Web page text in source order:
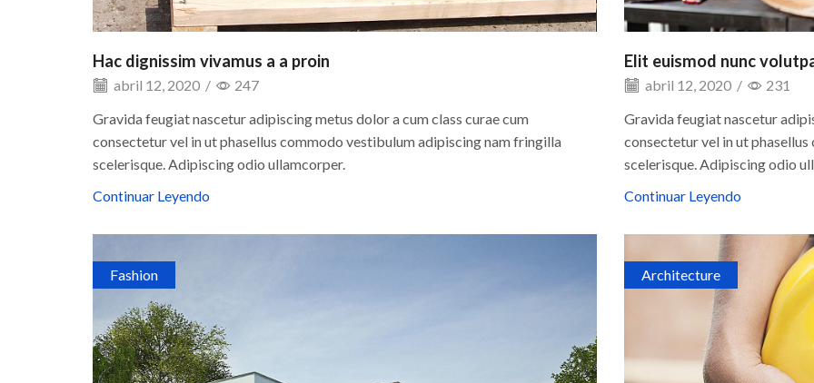
Hac dignissim vivamus a a proin
abril 12, 2020 /
247
Gravida feugiat nascetur adipiscing metus dolor a cum class curae cum
consectetur vel in ut phasellus commodo vestibulum adipiscing nam fringilla
scelerisque. Adipiscing odio ullamcorper.
Continuar Leyendo
Elit euismod nunc
abril 12, 2020 /
231
Gravida feugiat nascetur
consectetur vel in ut
scelerisque. Adipiscing odio
Continuar Leyendo
Fashion Architecture